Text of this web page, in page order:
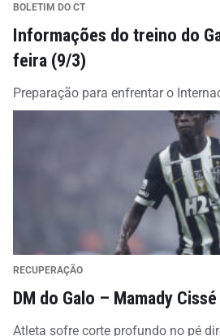
BOLETIM DO CT
Informações do treino do
feira (9/3)
Preparação para enfrentar o
RECUPERAÇÃO
DM do Galo – Mamady Cissé
Atleta sofre corte profundo no pé